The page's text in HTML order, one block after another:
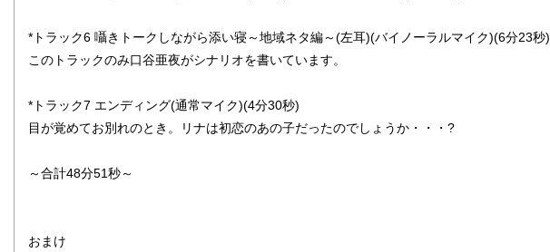
*トラック6 囁きトークしながら添い寝～地域ネタ編～(左耳)(バイノーラルマイク)(6分23秒)
このトラックのみ口谷亜夜がシナリオを書いています。
*トラック7 エンディング(通常マイク)(4分30秒)
目が覚めてお別れのとき。リナは初恋のあの子だったのでしょうか・・・?
～合計48分51秒～
おまけ